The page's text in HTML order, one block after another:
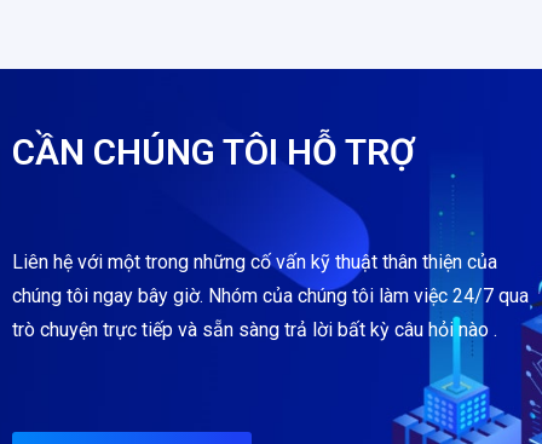
CẦN CHÚNG TÔI HỖ TRỢ
Liên hệ với một trong những cố vấn kỹ thuật thân thiện của
chúng tôi ngay bây giờ. Nhóm của chúng tôi làm việc 24/7 qua
trò chuyện trực tiếp và sẵn sàng trả lời bất kỳ câu hỏi nào .